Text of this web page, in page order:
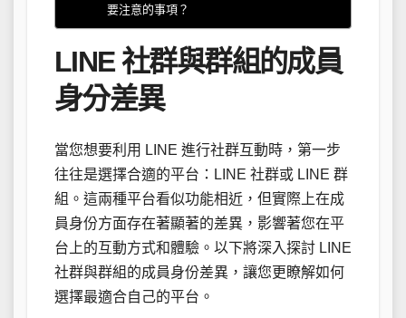
要注意的事項？
LINE 社群與群組的成員
身分差異
當您想要利用 LINE 進行社群互動時，第一步
往往是選擇合適的平台：LINE 社群或 LINE 群
組。這兩種平台看似功能相近，但實際上在成
員身份方面存在著顯著的差異，影響著您在平
台上的互動方式和體驗。以下將深入探討 LINE
社群與群組的成員身份差異，讓您更瞭解如何
選擇最適合自己的平台。